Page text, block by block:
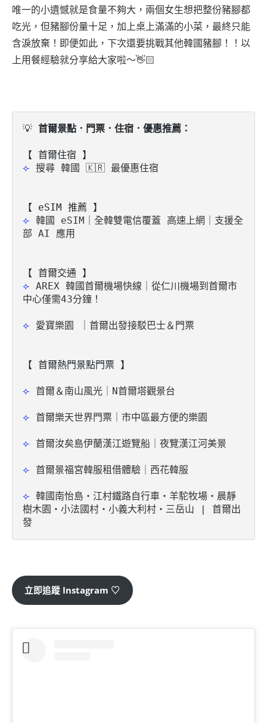
唯一的小遺憾就是食量不夠大，兩個女生想把整份豬腳都
吃光，但豬腳份量十足，加上桌上滿滿的小菜，最終只能
含淚放棄！即便如此，下次還要挑戰其他韓國豬腳！！以
上用餐經驗就分享給大家啦～👋🏻
💡 首爾景點．門票．住宿．優惠推薦：
⟣ 搜尋 韓國 🇰🇷 最優惠住宿
【 eSIM 推薦 】
⟣ 韓國 eSIM｜全韓雙電信覆蓋 高速上網｜支援全
部 AI 應用
⟣ AREX 韓國首爾機場快線｜從仁川機場到首爾市
中心僅需43分鐘！
⟣ 愛寶樂園 ｜首爾出發接駁巴士＆門票
【 首爾熱門景點門票 】
⟣ 首爾＆南山風光｜N首爾塔觀景台
⟣ 首爾樂天世界門票｜市中區最方便的樂園
⟣ 首爾汝矣島伊蘭漢江遊覽船｜夜覽漢江河美景
⟣ 首爾景福宮韓服租借體驗｜西花韓服
⟣ 韓國南怡島・江村鐵路自行車・羊駝牧場・晨靜
樹木園・小法國村・小義大利村・三岳山 | 首爾出
發
立即追蹤 Instagram ♡